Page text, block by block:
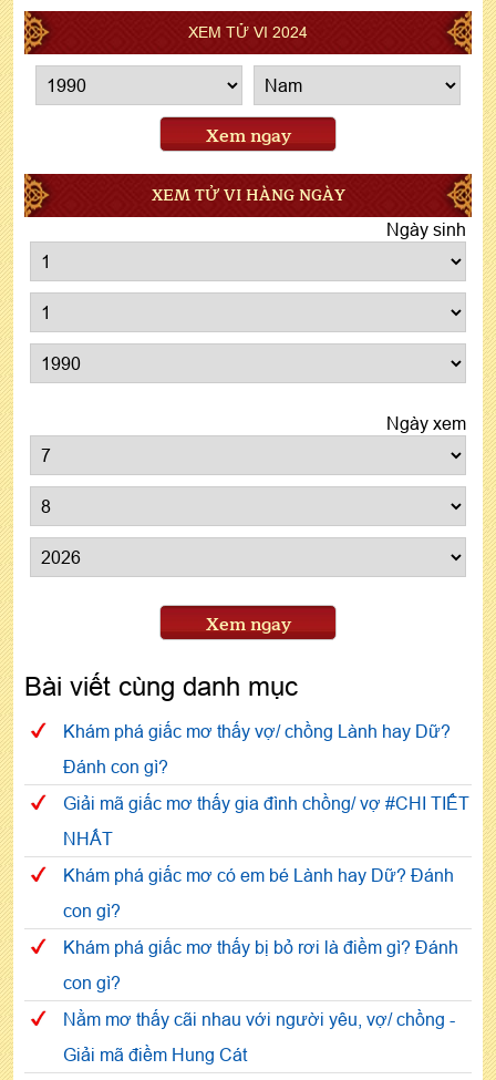
XEM TỬ VI 2024
Xem ngay
XEM TỬ VI HÀNG NGÀY
Ngày sinh
Ngày xem
Xem ngay
Bài viết cùng danh mục
Khám phá giấc mơ thấy vợ/ chồng Lành hay Dữ?
Đánh con gì?
Giải mã giấc mơ thấy gia đình chồng/ vợ #CHI TIẾT
NHẤT
Khám phá giấc mơ có em bé Lành hay Dữ? Đánh
con gì?
Khám phá giấc mơ thấy bị bỏ rơi là điềm gì? Đánh
con gì?
Nằm mơ thấy cãi nhau với người yêu, vợ/ chồng -
Giải mã điềm Hung Cát